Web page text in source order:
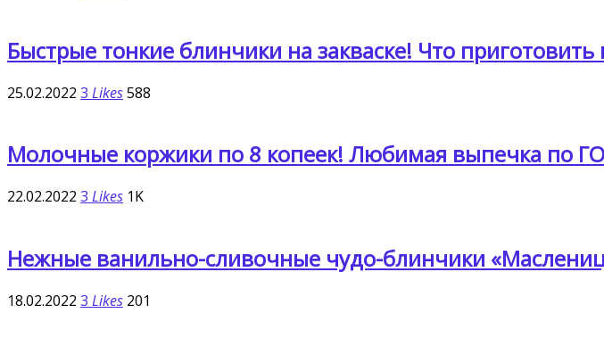
Быстрые тонкие блинчики на закваске! Что
25.02.2022 3 Likes588
Молочные коржики по 8 копеек! Любимая выпечка по
22.02.2022 3 Likes 1K
Нежные ванильно-сливочные чудо-блинчики
18.02.2022 3 Likes 201